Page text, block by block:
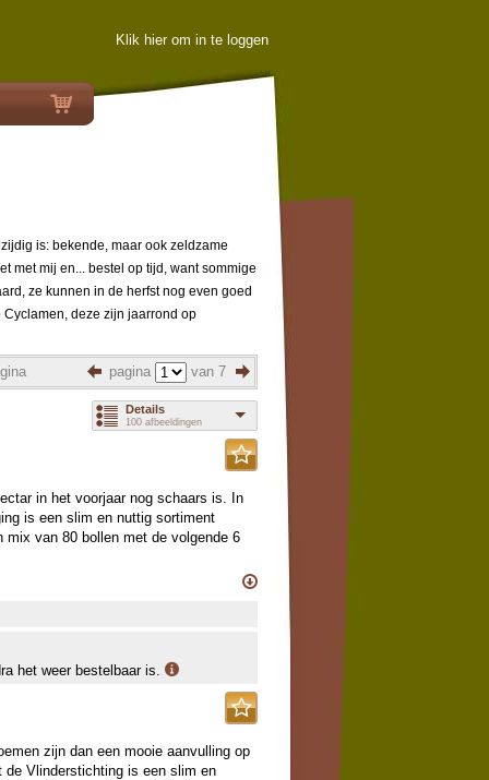
Klik hier om in te loggen
is: bekende, maar ook zeldzame
met mij en... bestel op tijd, want sommige
ze kunnen in de herfst nog even goed
Cyclamen, deze zijn jaarrond op
pagina van 7
Details
100 afbeeldingen
in het voorjaar nog schaars is. In
is een slim en nuttig sortiment
van 80 bollen met de volgende 6
het weer bestelbaar is.
zijn dan een mooie aanvulling op
de Vlinderstichting is een slim en